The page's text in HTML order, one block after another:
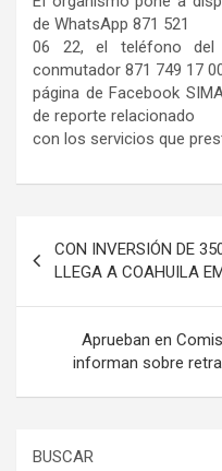
de WhatsApp 871 521
06 22, el teléfono del
conmutador 871 749 17
página de Facebook
de reporte relacionado
con los servicios que
Navegación
de
entradas
CON INVERSIÓN DE
LLEGA A COAHUILA
Aprueban en
informan sobre
BUSCAR